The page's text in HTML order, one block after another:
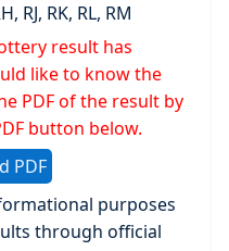
RJ, RK, RL, RM
result has
like to know the
PDF of the result by
button below.
PDF
purposes
through official